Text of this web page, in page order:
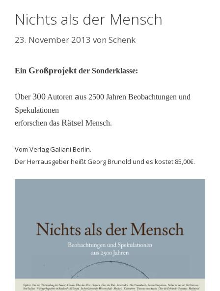
Nichts als der Mensch
23. November 2013 von Schenk
Ein Großprojekt der Sonderklasse:
Über300 Autoren aus 2500 Jahren Beobachtungen und
Spekulationen
erforschen das Rätsel Mensch.
Vom Verlag Galiani Berlin.
Der Herrausgeber heißt Georg Brunold und es kostet 85,00€.